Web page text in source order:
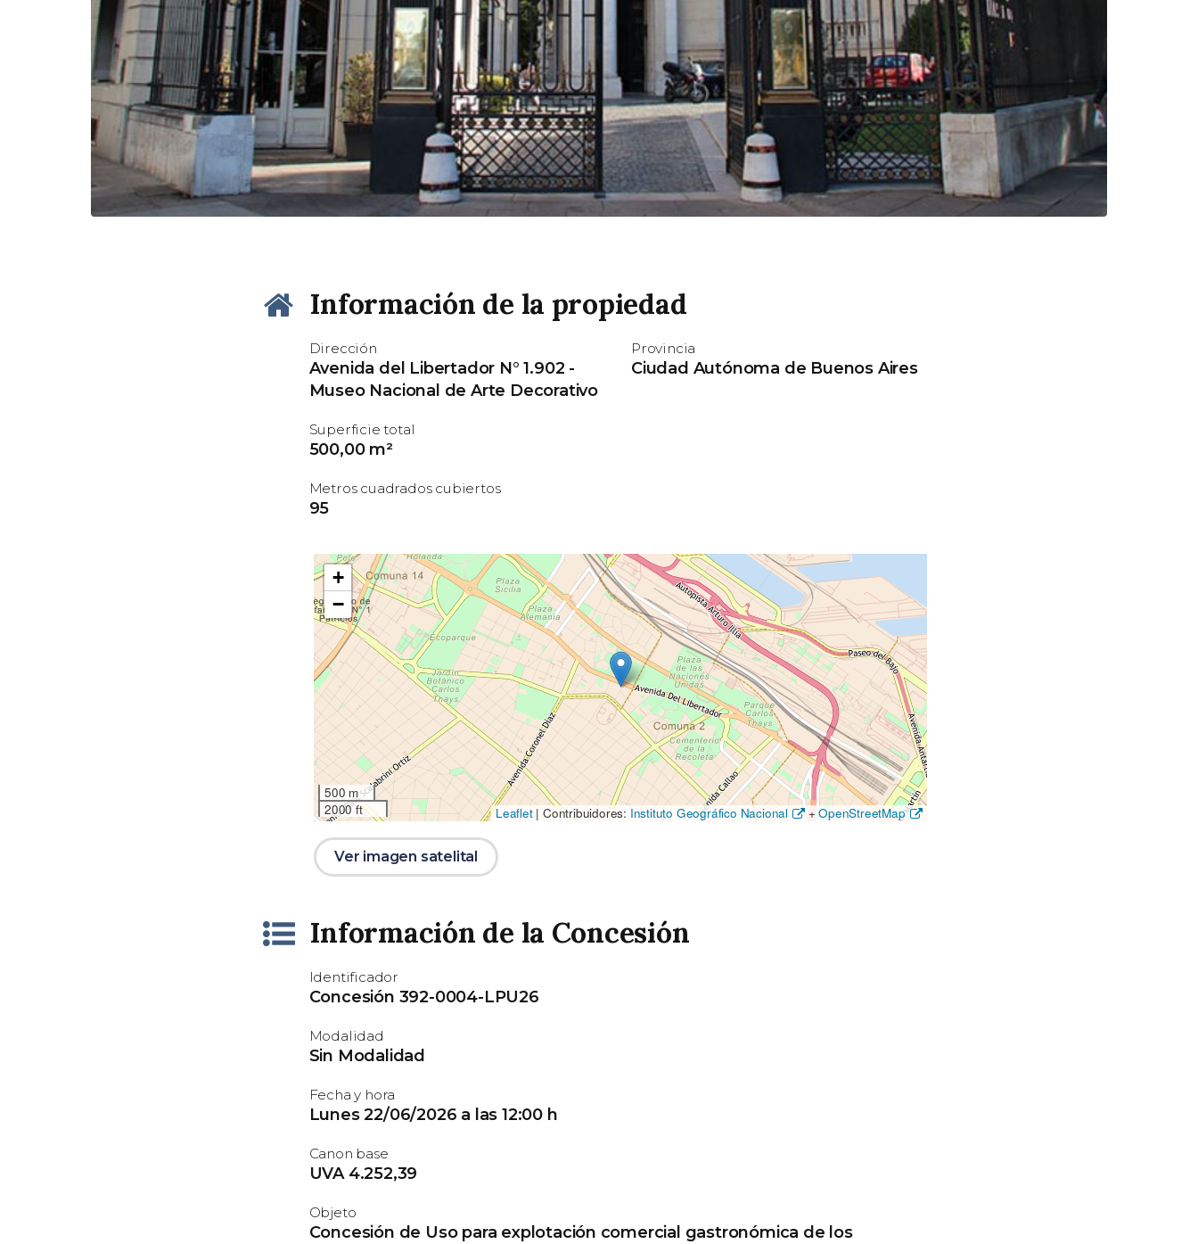
Información de la propiedad
Dirección
Avenida del Libertador N° 1.902 -
Museo Nacional de Arte Decorativo
Provincia
Ciudad Autónoma de Buenos Aires
Superficie total
500,00 m²
Metros cuadrados cubiertos
95
+
−
500 m
2000 ft
Leaflet | Contribuidores: Instituto Geográfico Nacional +OpenStreetMap
Ver imagen satelital
Información de la Concesión
Identificador
Concesión 392-0004-LPU26
Modalidad
Sin Modalidad
Fecha y hora
Lunes 22/06/2026 a las 12:00 h
Canon base
UVA 4.252,39
Objeto
Concesión de Uso para explotación comercial gastronómica de los